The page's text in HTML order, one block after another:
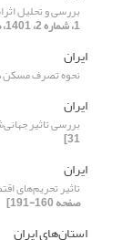
بررسی و تحلیل
1، شماره 2، 1401، صفحه 55-82]
ایران
نحوه تصرف مسکن
ایران
بررسی تاثیر
31]
ایران
تاثیر تحریم‌های
صفحه 160-191]
استان‌های ایران